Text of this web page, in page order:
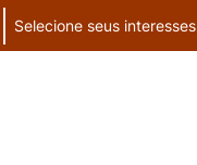
Selecione seus interesses